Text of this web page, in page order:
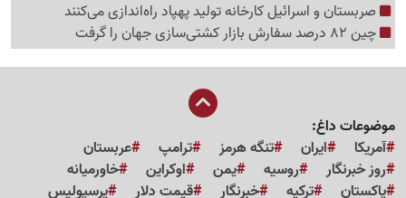
صربستان و اسرائیل کارخانه تولید پهپاد راه‌اندازی می‌کنند
چین 82 درصد سفارش بازار کشتی‌سازی جهان را گرفت
موضوعات داغ:
آمریکا
ایران تنگه هرمز ترامپ
عربستان
روز خبرنگار
روسیه یمن اوکراین
خاورمیانه
پاکستان
ترکیه خبرنگار قیمت دلار پرسپولیس